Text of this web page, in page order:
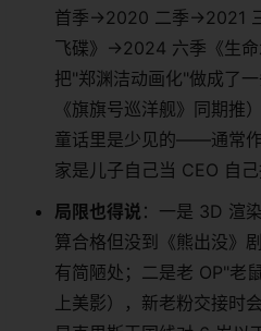
首季→2020 二季→2021
飞碟》→2024 六季《生命
把"郑渊洁动画化"做成了
《旗旗号巡洋舰》同期推
童话里是少见的——通常
家是儿子自己当 CEO 自己
局限也得说 ：一是 3D 渲
算合格但没到《熊出没》
有简陋处；二是老 OP"老
上美影），新老粉交接时